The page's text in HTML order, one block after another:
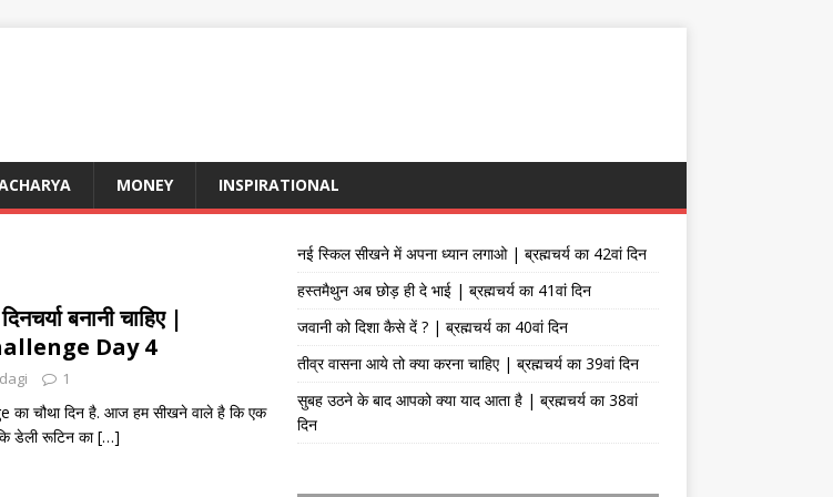
MONEY INSPIRATIONAL
बनानी चाहिए |
Day 4
1
चौथा दिन है. आज हम सीखने वाले है कि एक
कि डेली रूटिन का[…]
नई स्किल सीखने में अपना ध्यान लगाओ | ब्रह्मचर्य का 42वां दिन
हस्तमैथुन अब छोड़ ही दे भाई | ब्रह्मचर्य का 41वां दिन
जवानी को दिशा कैसे दें ? | ब्रह्मचर्य का 40वां दिन
तीव्र वासना आये तो क्या करना चाहिए | ब्रह्मचर्य का 39वां दिन
सुबह उठने के बाद आपको क्या याद आता है | ब्रह्मचर्य का 38वां
दिन